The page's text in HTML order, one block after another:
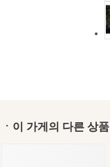
ㆍ이 가게의 다른 상품